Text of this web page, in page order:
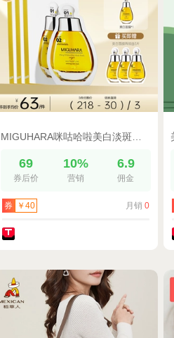
69
券后价
10%
营销
6.9
佣金
券 ￥40 月销 0